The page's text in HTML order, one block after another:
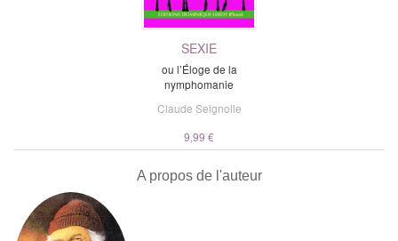
SEXIE
ou l’Éloge de la
nymphomanie
Claude Seignolle
9,99 €
A propos de l'auteur